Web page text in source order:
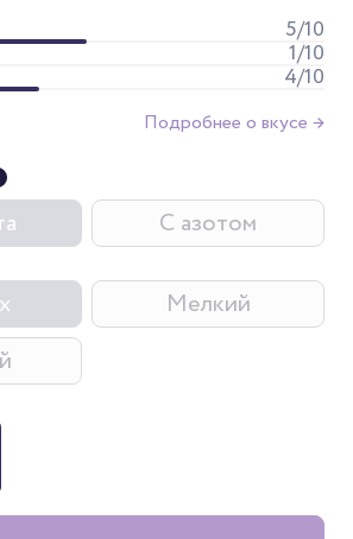
5/10
1/10
4/10
Подробнее о вкусе →
С азотом
Мелкий